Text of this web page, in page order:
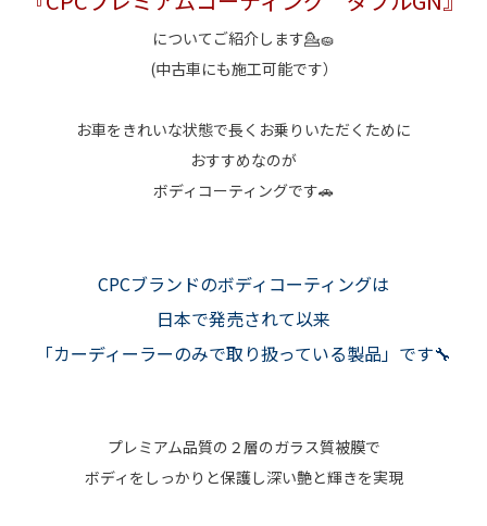
についてご紹介します💁🧽
(中古車にも施工可能です）
お車をきれいな状態で長くお乗りいただくために
おすすめなのが
ボディコーティングです🚗
CPCブランドのボディコーティングは
日本で発売されて以来
「カーディーラーのみで取り扱っている製品」です🔧
プレミアム品質の２層のガラス質被膜で
ボディをしっかりと保護し深い艶と輝きを実現